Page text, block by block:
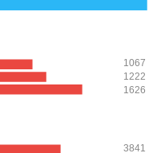
1067
1222
1626
3841